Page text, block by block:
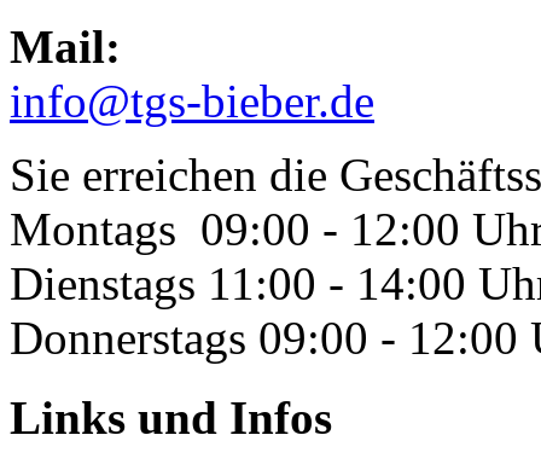
Mail:
info@tgs-bieber.de
Sie erreichen die
Montags 09:00 - 12:00
Dienstags 11:00 - 14:00
Donnerstags 09:00 - 12:00
Links und Infos